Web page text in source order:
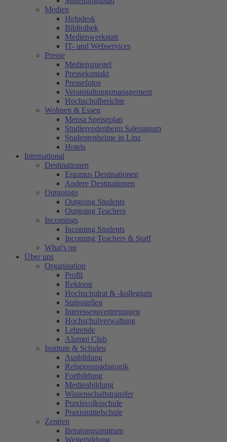
Medien
Helpdesk
Bibliothek
Medienwerkstatt
IT- und Webservices
Presse
Medienspiegel
Pressekontakt
Pressefotos
Veranstaltungsmanagement
Hochschulberichte
Wohnen & Essen
Mensa Speiseplan
Studierendenheim Salesianum
Studentenheime in Linz
Hotels
International
Destinationen
Erasmus Destinationen
Andere Destinationen
Outgoings
Outgoing Students
Outgoing Teachers
Incomings
Incoming Students
Incoming Teachers & Staff
What's on
Über uns
Organisation
Profil
Rektorat
Hochschulrat & -kollegium
Stabsstellen
Interessensvertretungen
Hochschulverwaltung
Lehrende
Alumni Club
Institute & Schulen
Ausbildung
Religionspädagogik
Fortbildung
Medienbildung
Wissenschaftstransfer
Praxisvolksschule
Praxismittelschule
Zentren
Beratungszentrum
Weiterbildung